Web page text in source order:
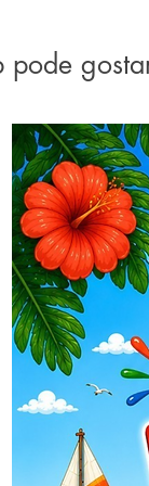
pode